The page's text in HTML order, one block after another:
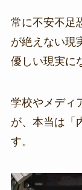
常に不安不足
が絶えない現
優しい現実に
学校やメディ
が、本当は「
す。